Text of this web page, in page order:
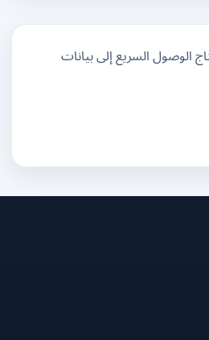
السريع إلى بيانات